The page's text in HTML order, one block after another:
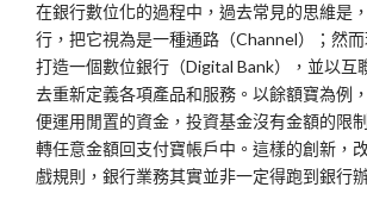
在銀行數位化的過程中，過去常見的思維是
行，把它視為是一種通路（Channel）；然而
打造一個數位銀行（Digital Bank），並以互
去重新定義各項產品和服務。以餘額寶為例
便運用閒置的資金，投資基金沒有金額的限
轉任意金額回支付寶帳戶中。這樣的創新，
戲規則，銀行業務其實並非一定得跑到銀行